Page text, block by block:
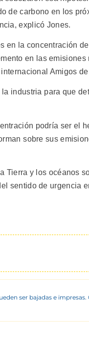
de carbono en los
explicó Jones.
en la concentración
en las
Amigos
industria para que
podría ser el
sobre sus
Tierra y los océanos
sentido de urgencia
ser bajadas e